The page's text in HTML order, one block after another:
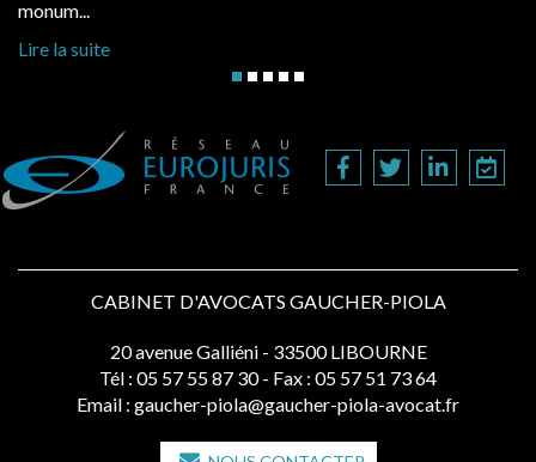
CABINET D'AVOCATS GAUCHER-PIOLA
20 avenue Galliéni - 33500 LIBOURNE
Tél : 05 57 55 87 30 - Fax : 05 57 51 73 64
Email : gaucher-piola@gaucher-piola-avocat.fr